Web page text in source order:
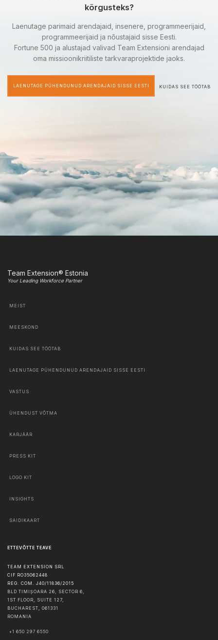
kõrgusteks?
Laenutage parimaid arendajaid, insenere, programmeerijaid,
programmeerijaid ja nõustajaid sisse Eesti.
Fortune 500 ja alustajad valivad Team Extensioni arendajad
oma missioonikriitiliste tarkvaraprojektide jaoks.
LAENUTAGE PÜHENDUNUD ARENDAJAID SISSE EESTI KUIDAS SEE TÖÖTAB
Team Extension® Estonia
Your Leading Workforce Partner
MEIST
MEESKOND
KUIDAS SEE TÖÖTAB
LAENUTAGE PÜHENDUNUD ARENDAJAID SISSE EESTI
VASTUS
ÜHENDUST VÕTMA
KARJÄÄR
PRESS KIT
LOGO KIT
INSIGHTS
SAIDIKAART
ETTEVÕTTE TEAVE
TEAM EXTENSION SRL
CIF RO35062448
REG. COM. J40/11836/2015
BLD TIMIȘOARA 26, SECTOR 6,
1ST FLOOR, SUITE 127,
BUCHAREST, 061331
ROMANIA
+1 650 297 6550